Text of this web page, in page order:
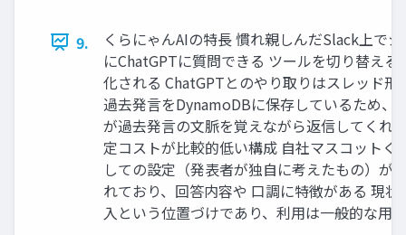
9.
くらにゃんAIの特長 慣れ親しんだSlack上で
にChatGPTに質問できる ツールを切り替える
化される ChatGPTとのやり取りはスレッド形
過去発言をDynamoDBに保存しているため、
が過去発言の文脈を覚えながら返信してくれ
定コストが比較的低い構成 自社マスコットく
しての設定（発表者が独自に考えたもの）が
れており、回答内容や 口調に特徴がある 現状
入という位置づけであり、利用は一般的な用